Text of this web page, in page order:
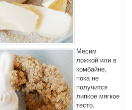
Месим
ложкой или в
комбайне,
пока не
получится
липкое мягкое
тесто.